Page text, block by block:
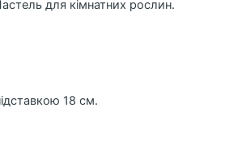
для кімнатних рослин.
18 см.